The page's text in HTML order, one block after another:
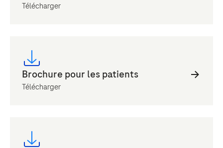
Télécharger
Télécharger